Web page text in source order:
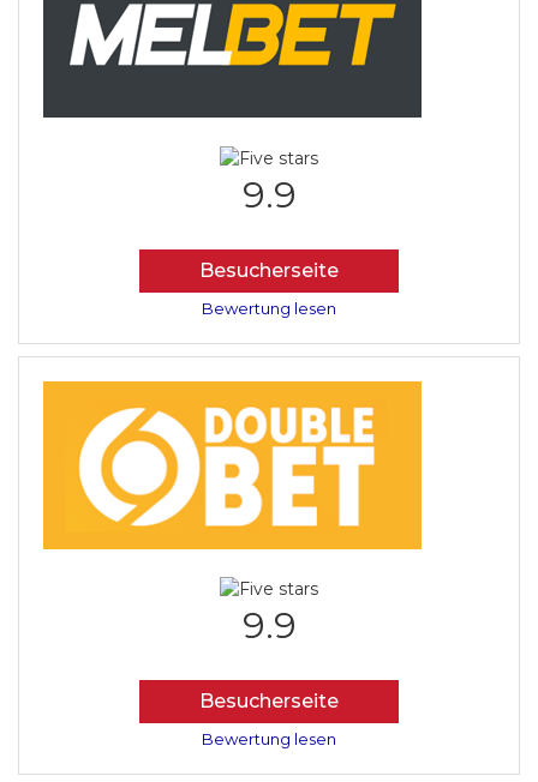
9.9
Besucherseite
Bewertung lesen
9.9
Besucherseite
Bewertung lesen